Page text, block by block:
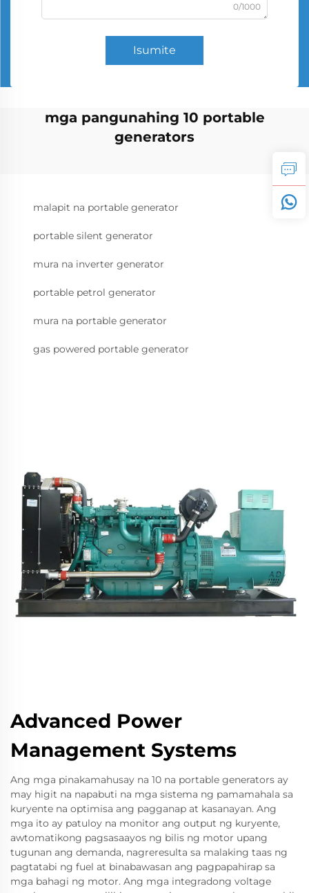
0/1000
Isumite
mga pangunahing 10 portable
generators
malapit na portable generator
portable silent generator
mura na inverter generator
portable petrol generator
mura na portable generator
gas powered portable generator
Advanced Power
Management Systems
Ang mga pinakamahusay na 10 na portable generators ay
may higit na napabuti na mga sistema ng pamamahala sa
kuryente na optimisa ang pagganap at kasanayan. Ang
mga ito ay patuloy na monitor ang output ng kuryente,
awtomatikong pagsasaayos ng bilis ng motor upang
tugunan ang demanda, nagreresulta sa malaking taas ng
pagtatabi ng fuel at binabawasan ang pagpapahirap sa
mga bahagi ng motor. Ang mga integradong voltage